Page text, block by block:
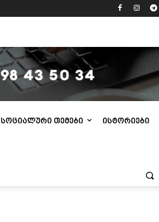
ᲡᲝᲪᲘᲐᲚᲣᲠᲘ ᲗᲔᲛᲔᲑᲘ ᲘᲡᲢᲝᲠᲘᲔᲑᲘ